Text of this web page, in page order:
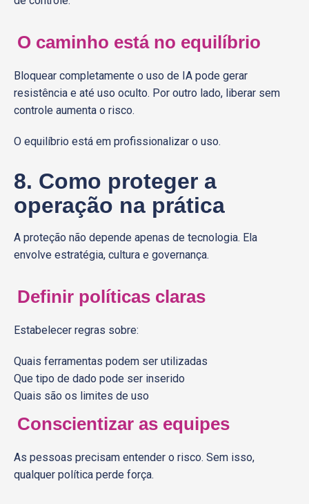
O caminho está no equilíbrio
Bloquear completamente o uso de IA pode gerar
resistência e até uso oculto. Por outro lado, liberar sem
controle aumenta o risco.
O equilíbrio está em profissionalizar o uso.
8. Como proteger a
operação na prática
A proteção não depende apenas de tecnologia. Ela
envolve estratégia, cultura e governança.
Definir políticas claras
Estabelecer regras sobre:
Quais ferramentas podem ser utilizadas
Que tipo de dado pode ser inserido
Quais são os limites de uso
Conscientizar as equipes
As pessoas precisam entender o risco. Sem isso,
qualquer política perde força.